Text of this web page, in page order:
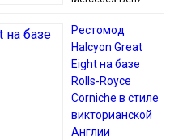
Рестомод
Halcyon Great
Eight на базе
Rolls-Royce
Corniche в стиле
викторианской
Англии